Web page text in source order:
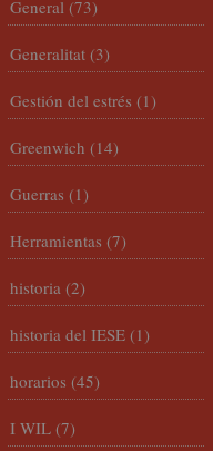
General (73)
Generalitat (3)
Gestión del estrés (1)
Greenwich (14)
Guerras (1)
Herramientas (7)
historia (2)
historia del IESE (1)
horarios (45)
I WIL (7)